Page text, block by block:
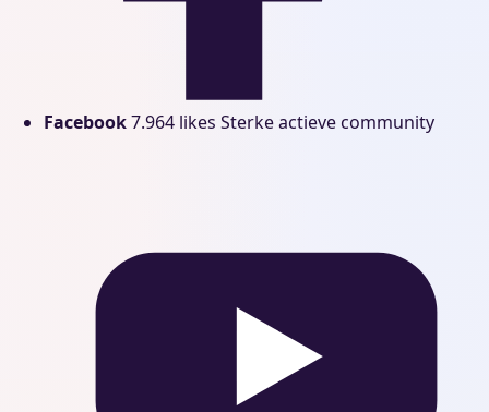
Facebook7.964 likes Sterke actieve community